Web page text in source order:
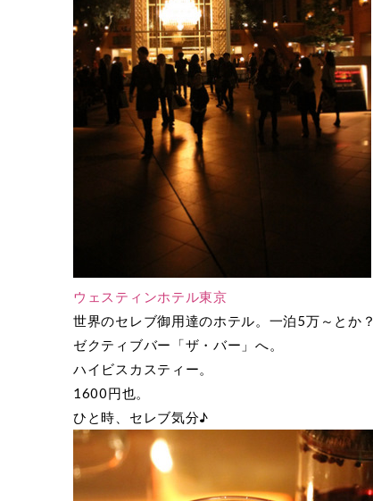
ウェスティンホテル東京
世界のセレブ御用達のホテル。一泊5万～とか？
ゼクティブバー「ザ・バー」へ。
ハイビスカスティー。
1600円也。
ひと時、セレブ気分♪